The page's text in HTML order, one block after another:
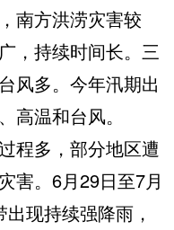
南方洪涝灾害较
，持续时间长。三
风多。今年汛期出
高温和台风。
多，部分地区遭
害。6月29日至7月
现持续强降雨，